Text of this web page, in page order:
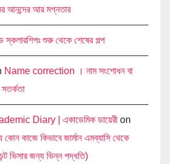
আনন্দের আর মগ্নতার
স্কলারশিপঃ শুরু থেকে শেষের গল্প
Name correction । নাম সংশোধন বা
Diary | একাডেমিক ডায়েরী on
কাজে কিভাবে জার্মান এমব্যাসি থেকে
ভিসার জন্য ভিন্ন পদ্ধতি)